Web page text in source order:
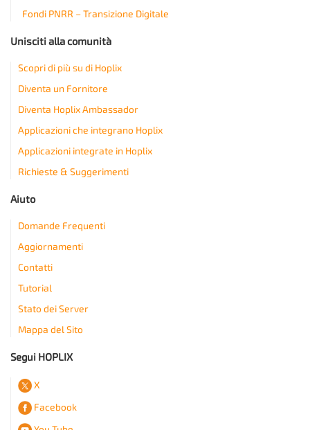
Fondi PNRR – Transizione Digitale
Unisciti alla comunità
Scopri di più su di Hoplix
Diventa un Fornitore
Diventa Hoplix Ambassador
Applicazioni che integrano Hoplix
Applicazioni integrate in Hoplix
Richieste & Suggerimenti
Aiuto
Domande Frequenti
Aggiornamenti
Contatti
Tutorial
Stato dei Server
Mappa del Sito
Segui HOPLIX
X
Facebook